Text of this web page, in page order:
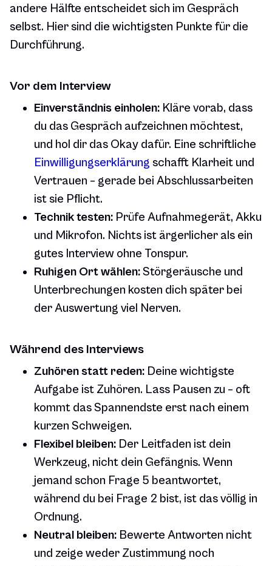
andere Hälfte entscheidet sich im Gespräch
selbst. Hier sind die wichtigsten Punkte für die
Durchführung.
Vor dem Interview
Einverständnis einholen: Kläre vorab, dass
du das Gespräch aufzeichnen möchtest,
und hol dir das Okay dafür. Eine schriftliche
Einwilligungserklärung schafft Klarheit und
Vertrauen – gerade bei Abschlussarbeiten
ist sie Pflicht.
Technik testen: Prüfe Aufnahmegerät, Akku
und Mikrofon. Nichts ist ärgerlicher als ein
gutes Interview ohne Tonspur.
Ruhigen Ort wählen:Störgeräusche und
Unterbrechungen kosten dich später bei
der Auswertung viel Nerven.
Während des Interviews
Zuhören statt reden: Deine wichtigste
Aufgabe ist Zuhören. Lass Pausen zu – oft
kommt das Spannendste erst nach einem
kurzen Schweigen.
Flexibel bleiben: Der Leitfaden ist dein
Werkzeug, nicht dein Gefängnis. Wenn
jemand schon Frage 5 beantwortet,
während du bei Frage 2 bist, ist das völlig in
Ordnung.
Neutral bleiben: Bewerte Antworten nicht
und zeige weder Zustimmung noch